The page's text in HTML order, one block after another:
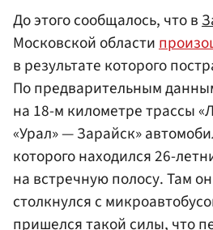
До этого сообщалось, что в
Московской области
в результате которого
По предварительным
на 18-м километре трассы
«Урал» — Зарайск»
которого находился 26-
на встречную полосу. Там
столкнулся с
пришелся такой силы, что